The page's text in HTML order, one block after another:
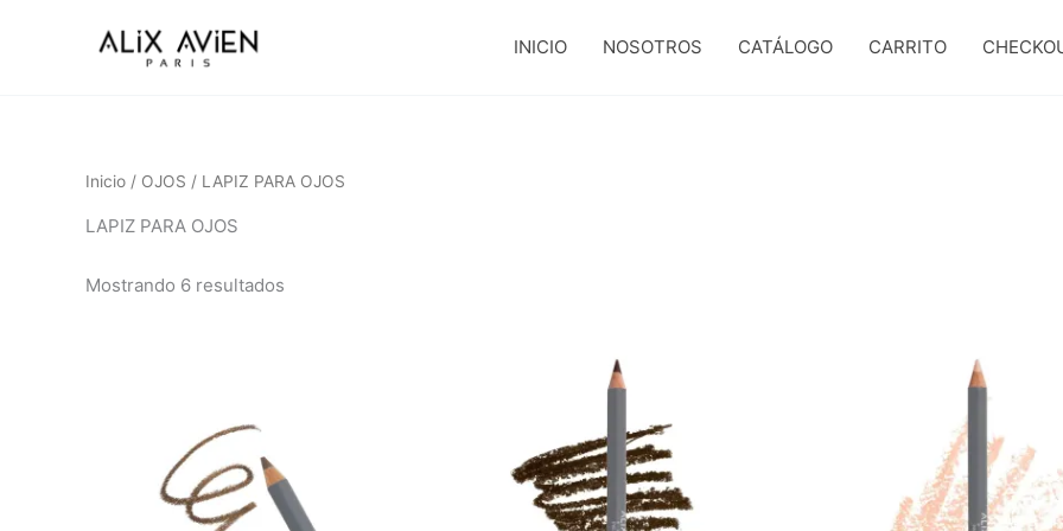
INICIO NOSOTROS CATÁLOGO CARRITO
Inicio / OJOS / LAPIZ PARA OJOS
LAPIZ PARA OJOS
Mostrando 6 resultados